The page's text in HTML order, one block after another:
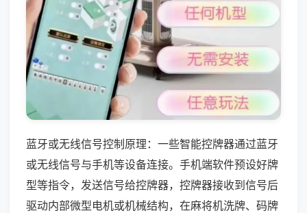
蓝牙或无线信号控制原理：一些智能控牌器通过蓝牙
或无线信号与手机等设备连接。手机端软件预设好牌
型等指令，发送信号给控牌器，控牌器接收到信号后
驱动内部微型电机或机械结构，在麻将机洗牌、码牌